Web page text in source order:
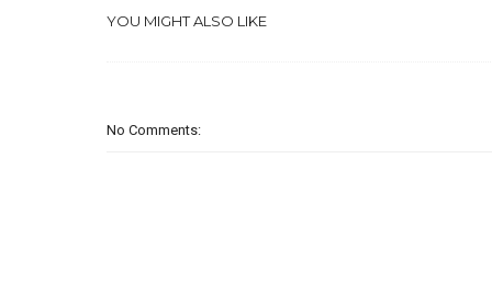
YOU MIGHT ALSO LIKE
No Comments: